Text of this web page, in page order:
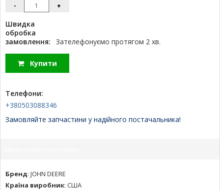
- +
Швидка
обробка
замовлення:
Зателефонуємо протягом 2 хв.
Купити
Телефони:
+380503088346
Замовляйте запчастини у надійного постачальника!
Бренд: JOHN DEERE
Країна виробник: США